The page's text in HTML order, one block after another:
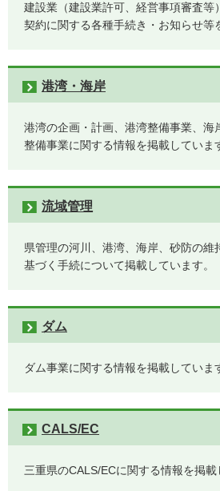
建設業（建設業許可、経営事項審査等
契約に関する各種手続き・お知らせ等
港湾・海岸
港湾の企画・計画、港湾整備事業、海
整備事業に関する情報を掲載していま
流域管理
県管理の河川、港湾、海岸、砂防の維
基づく手続について掲載しています。
ダム
ダム事業に関する情報を掲載していま
CALS/EC
三重県のCALS/ECに関する情報を掲載